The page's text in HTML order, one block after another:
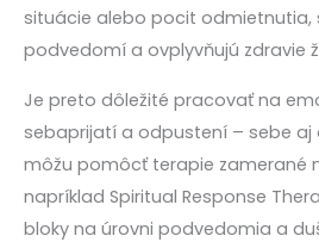
situácie alebo pocit odmietnutia,
podvedomí a ovplyvňujú zdravie
Je preto dôležité pracovať na
sebaprijatí a odpustení – sebe aj
môžu pomôcť terapie zamerané
napríklad Spiritual Response
bloky na úrovni podvedomia a